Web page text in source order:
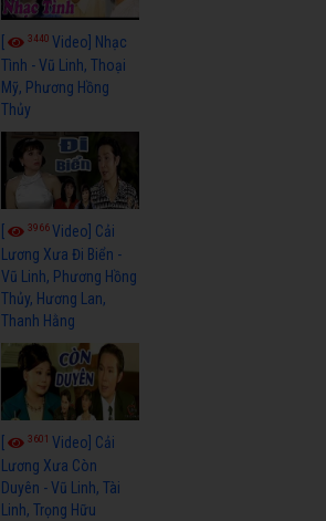
3440Video] Nhạc
Tình - Vũ Linh, Thoại
Mỹ, Phương Hồng
Thủy
3966Video] Cải
Lương Xưa Đi Biển -
Vũ Linh, Phương Hồng
Thủy, Hương Lan,
Thanh Hằng
3601Video] Cải
Lương Xưa Còn
Duyên - Vũ Linh, Tài
Linh, Trọng Hữu